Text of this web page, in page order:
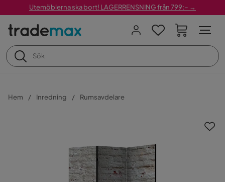
Utemöblerna ska bort! LAGERRENSNING från 799:– →
Hem Inredning Rumsavdelare